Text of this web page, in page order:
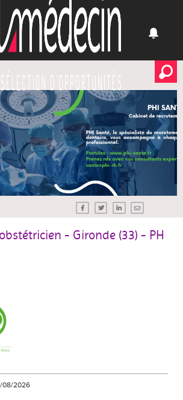
- Gironde (33) - PH
08/2026